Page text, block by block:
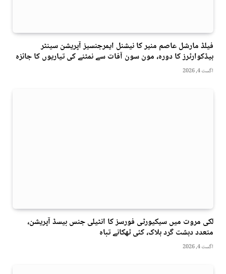
فیلڈ مارشل عاصم منیر کا نیشنل ایمرجنسیز آپریشن سینٹر
ہیڈکوارٹرز کا دورہ، مون سون آفات سے نمٹنے کی تیاریوں کا جائزہ
اگست 4, 2026
لکی مروت میں سیکیورٹی فورسز کا انٹیلی جنس بیسڈ آپریشن،
متعدد دہشت گرد ہلاک، کئی ٹھکانے تباہ
اگست 4, 2026